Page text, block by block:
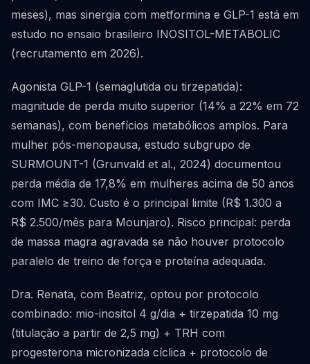
meses), mas sinergia com metformina e GLP-1 está em
estudo no ensaio brasileiro INOSITOL-METABOLIC
(recrutamento em 2026).
Agonista GLP-1 (semaglutida ou tirzepatida):
magnitude de perda muito superior (14% a 22% em 72
semanas), com benefícios metabólicos amplos. Para
mulher pós-menopausa, estudo subgrupo de
SURMOUNT-1 (Grunvald et al., 2024) documentou
perda média de 17,8% em mulheres acima de 50 anos
com IMC ≥30. Custo é o principal limite (R$ 1.300 a
R$ 2.500/mês para Mounjaro). Risco principal: perda
de massa magra agravada se não houver protocolo
paralelo de treino de força e proteína adequada.
Dra. Renata, com Beatriz, optou por protocolo
combinado: mio-inositol 4 g/dia + tirzepatida 10 mg
(titulação a partir de 2,5 mg) + TRH com
progesterona micronizada cíclica + protocolo de